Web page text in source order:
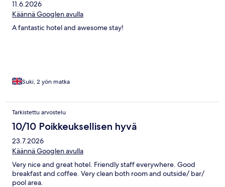
11.6.2026
Käännä Googlen avulla
A fantastic hotel and awesome stay!
Suki, 2 yön matka
Tarkistettu arvostelu
10/10 Poikkeuksellisen hyvä
23.7.2026
Käännä Googlen avulla
Very nice and great hotel. Friendly staff everywhere. Good
breakfast and coffee. Very clean both room and outside/ bar/
pool area.